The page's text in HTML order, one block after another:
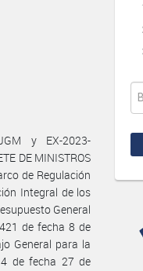
y EX-2023-
DE MINISTROS
de Regulación
Integral de los
General
de fecha 8 de
General para la
de fecha 27 de